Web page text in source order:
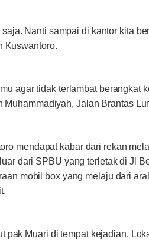
Nanti sampai di kantor kita
Kuswantoro.
agar tidak terlambat berangkat
Jalan Brantas
mendapat kabar dari rekan
dari SPBU yang terletak di Jl
mobil box yang melaju dari
pak Muari di tempat kejadian.